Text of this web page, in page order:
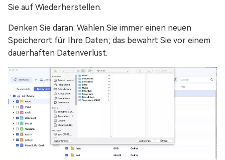
Sie auf Wiederherstellen.
Denken Sie daran: Wählen Sie immer einen neuen
Speicherort für Ihre Daten; das bewahrt Sie vor einem
dauerhaften Datenverlust.